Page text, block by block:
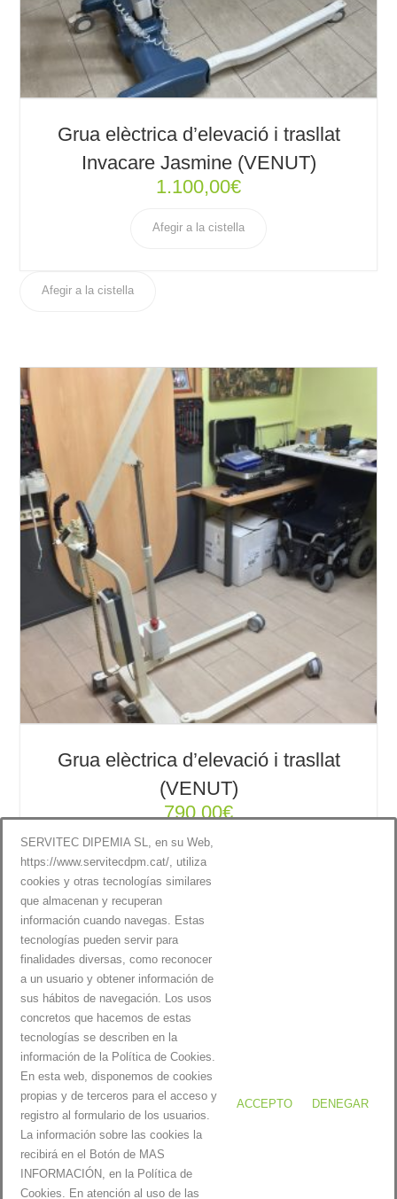
Grua elèctrica d’elevació i trasllat
Invacare Jasmine (VENUT)
1.100,00€
Afegir a la cistella
Afegir a la cistella
Grua elèctrica d’elevació i trasllat
(VENUT)
790,00€
Afegir a la cistella
Servitecdpm | Avís Legal i Política de privacitat
SERVITEC DIPEMIA SL, en su Web,
https://www.servitecdpm.cat/, utiliza
cookies y otras tecnologías similares
que almacenan y recuperan
información cuando navegas. Estas
tecnologías pueden servir para
finalidades diversas, como reconocer
a un usuario y obtener información de
sus hábitos de navegación. Los usos
concretos que hacemos de estas
tecnologías se describen en la
información de la Política de Cookies.
En esta web, disponemos de cookies
propias y de terceros para el acceso y
registro al formulario de los usuarios.
La información sobre las cookies la
recibirá en el Botón de MAS
INFORMACIÓN, en la Política de
Cookies. En atención al uso de las
ACCEPTO DENEGAR